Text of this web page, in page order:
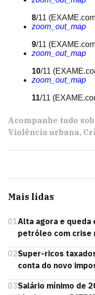
8/11
zoom_out_map
9/11
zoom_out_map
10/11
zoom_out_map
11/11
Acompanhe tudo
Violência urbana
Mais lidas
01Alta agora e queda
petróleo com crise
02Super-ricos
conta do novo
03Salário mínimo de